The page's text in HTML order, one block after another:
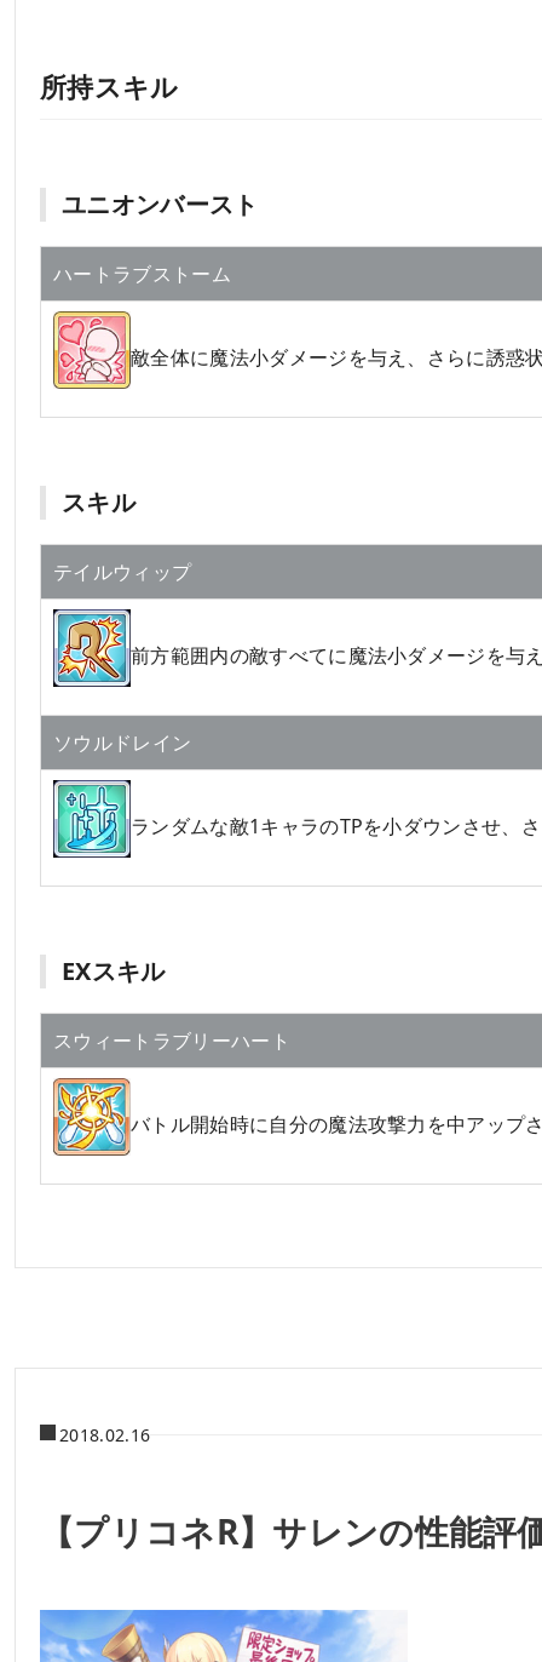
所持スキル
ユニオンバースト
ハートラブストーム
敵全体に魔法小ダメージを与え、さらに誘惑
スキル
テイルウィップ
前方範囲内の敵すべてに魔法小ダメージを与
ソウルドレイン
ランダムな敵1キャラのTPを小ダウンさせ、
EXスキル
スウィートラブリーハート
バトル開始時に自分の魔法攻撃力を中アップ
2018.02.16
【プリコネR】サレンの性能